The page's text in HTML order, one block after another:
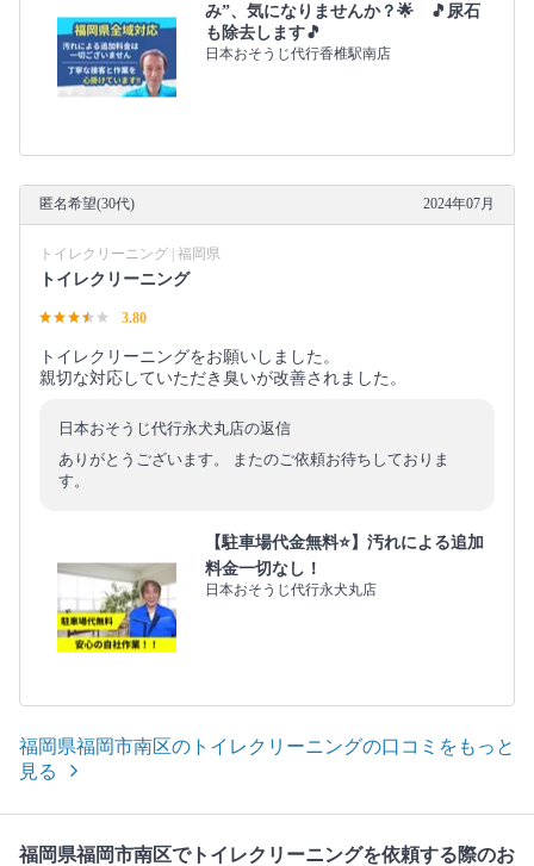
み”、気になりませんか？🌟 🎵尿石
も除去します🎵
日本おそうじ代行香椎駅南店
匿名希望(30代) 2024年07月
トイレクリーニング | 福岡県
トイレクリーニング
3.80
トイレクリーニングをお願いしました。
親切な対応していただき臭いが改善されました。
日本おそうじ代行永犬丸店の返信
ありがとうございます。 またのご依頼お待ちしておりま
す。
【駐車場代金無料⭐️】汚れによる追加
料金一切なし！
日本おそうじ代行永犬丸店
福岡県福岡市南区のトイレクリーニングの口コミをもっと
見る
福岡県福岡市南区でトイレクリーニングを依頼する際のお